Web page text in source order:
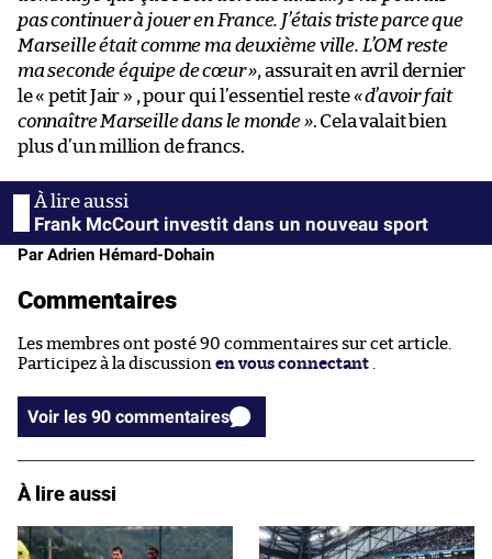
pas continuer à jouer en France. J’étais triste parce que
Marseille était comme ma deuxième ville. L’OM reste
ma seconde équipe de cœur », assurait en avril dernier
le « petit Jair » , pour qui l’essentiel reste« d’avoir fait
connaître Marseille dans le monde ». Cela valait bien
plus d’un million de francs.
Frank McCourt investit dans un nouveau sport
Par Adrien Hémard-Dohain
Commentaires
Les membres ont posté 90 commentaires sur cet article.
Participez à la discussion en vous connectant
Voir les 90 commentaires
À lire aussi